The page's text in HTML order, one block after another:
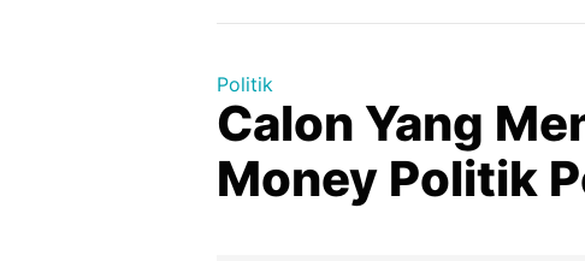
Politik
Calon Yang
Money Politik